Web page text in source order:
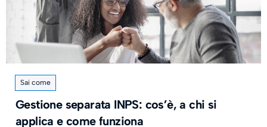
Sai come
Gestione separata INPS: cos’è, a chi si
applica e come funziona